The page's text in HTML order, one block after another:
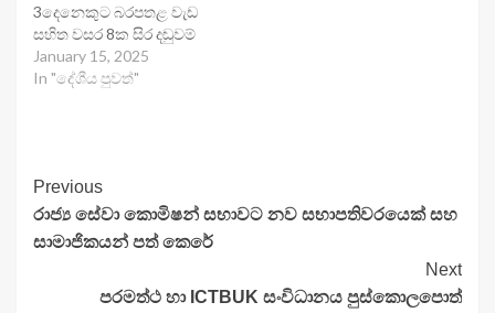
3දෙනෙකුට බරපතළ වැඩ
සහිත වසර 8ක සිර දඬුවම්
January 15, 2025
In "දේශීය පුවත්"
Continue
Reading
Previous
රාජ්‍ය සේවා කොමිෂන් සභාවට නව සභාපතිවරයෙක් සහ
සාමාජිකයන් පත් කෙරේ
Next
පරමත්ථ හා ICTBUK සංවිධානය පුස්කොලපොත්